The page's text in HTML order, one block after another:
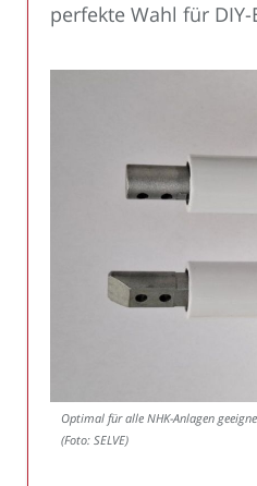
perfekte Wahl für
Optimal für alle NHK-Anlagen
(Foto: SELVE)